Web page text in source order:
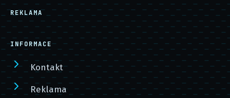
REKLAMA
INFORMACE
Kontakt
Reklama